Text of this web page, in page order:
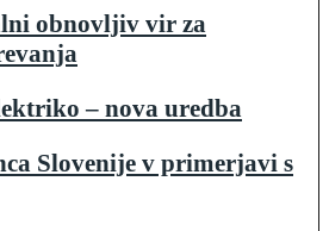
obnovljiv vir za
– nova uredba
Slovenije v primerjavi s